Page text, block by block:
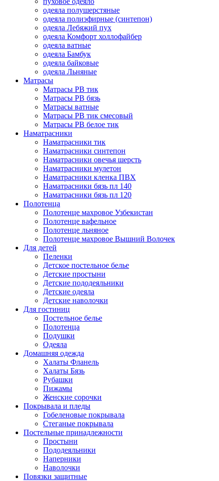
одеяла полушерстяные
одеяла полиэфирные (синтепон)
одеяла Лебяжий пух
одеяла Комфорт холлофайбер
одеяла ватные
одеяла Бамбук
одеяла байковые
одеяла Льняные
Матрасы
Матрасы РВ тик
Матрасы РВ бязь
Матрасы ватные
Матрасы РВ тик смесовый
Матрасы РВ белое тик
Наматрасники
Наматрасники тик
Наматрасники синтепон
Наматрасники овечья шерсть
Наматрасники мулетон
Наматрасники кленка ПВХ
Наматрасники бязь пл 140
Наматрасники бязь пл 120
Полотенца
Полотенце махровое Узбекистан
Полотенце вафельное
Полотенце льняное
Полотенце махровое Вышний Волочек
Для детей
Пеленки
Детское постельное белье
Детские простыни
Детские пододеяльники
Детские одеяла
Детские наволочки
Для гостиниц
Постельное белье
Полотенца
Подушки
Одеяла
Домашняя одежда
Халаты Фланель
Халаты Бязь
Рубашки
Пижамы
Женские сорочки
Покрывала и пледы
Гобеленовые покрывала
Стеганые покрывала
Постельные принадлежности
Простыни
Пододеяльники
Наперники
Наволочки
Повязки защитные